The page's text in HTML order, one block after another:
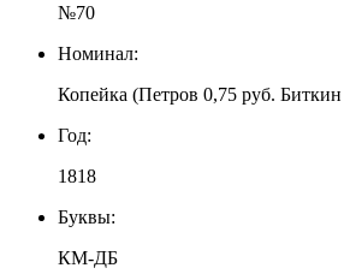
№70
Номинал:
Копейка (Петров 0,75 руб.
Год:
1818
Буквы:
КМ-ДБ